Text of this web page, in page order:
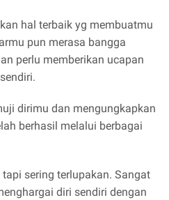
hal terbaik yg membuatmu
pun merasa bangga
perlu memberikan ucapan
dirimu dan mengungkapkan
berhasil melalui berbagai
sering terlupakan. Sangat
diri sendiri dengan